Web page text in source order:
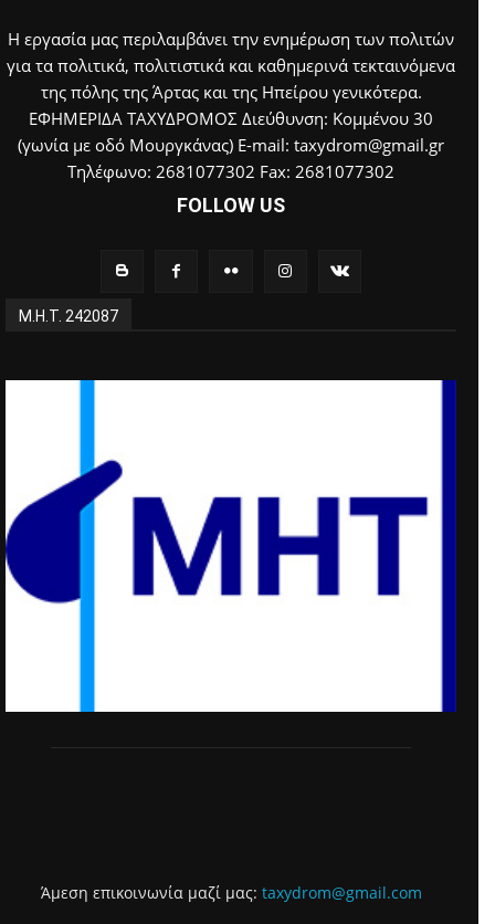
Η εργασία μας περιλαμβάνει την ενημέρωση των πολιτών
για τα πολιτικά, πολιτιστικά και καθημερινά τεκταινόμενα
της πόλης της Άρτας και της Ηπείρου γενικότερα.
ΕΦΗΜΕΡΙΔΑ ΤΑΧΥΔΡΟΜΟΣ Διεύθυνση: Κομμένου 30
(γωνία με οδό Μουργκάνας) E-mail: taxydrom@gmail.gr
Τηλέφωνο: 2681077302 Fax: 2681077302
FOLLOW US
Μ.Η.Τ. 242087
Άμεση επικοινωνία μαζί μας: taxydrom@gmail.com